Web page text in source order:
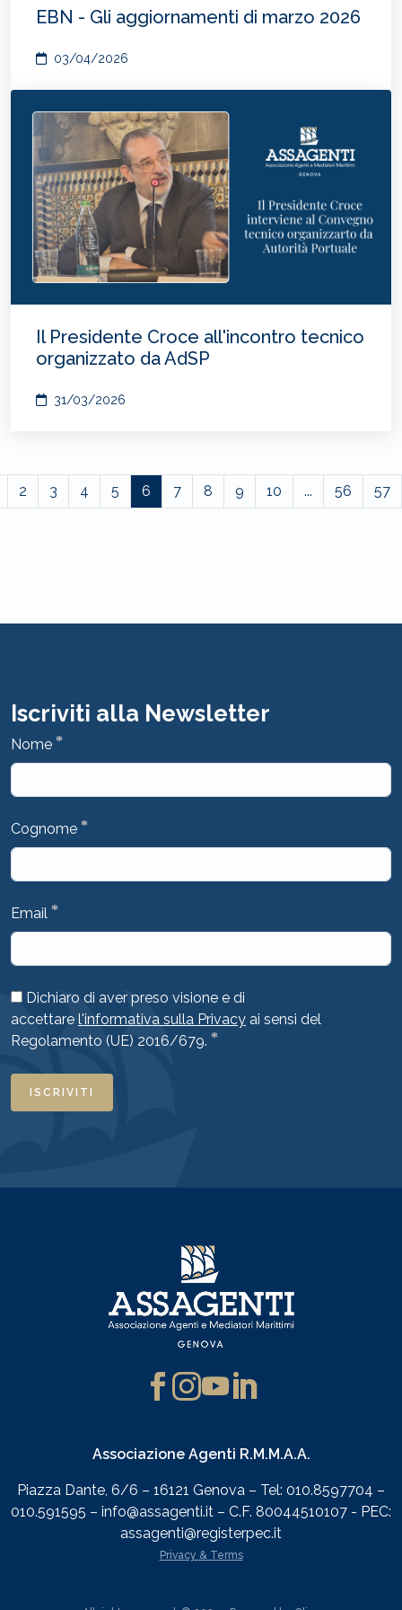
EBN - Gli aggiornamenti di marzo 2026
03/04/2026
Il Presidente Croce all'incontro tecnico
organizzato da AdSP
31/03/2026
2 3 4 5 6 7 8 9 10 ... 56 57
Iscriviti alla Newsletter
Nome *
Cognome *
Email *
Dichiaro di aver preso visione e di
accettare l'informativa sulla Privacy ai sensi del
Regolamento (UE) 2016/679. *
ISCRIVITI
Associazione Agenti R.M.M.A.A.
Piazza Dante, 6/6 – 16121 Genova – Tel: 010.8597704 –
010.591595 – info@assagenti.it – C.F. 80044510107 - PEC:
assagenti@registerpec.it
Privacy & Terms